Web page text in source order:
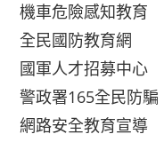
機車危險感知教育
全民國防教育網
國軍人才招募中心
警政署165全民防騙
網路安全教育宣導